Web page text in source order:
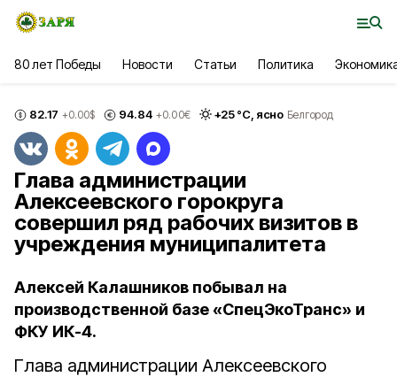
80 лет Победы Новости Статьи Политика
82.17 +0.00$ 94.84 +0.00€ +25°С, ясно Белгород
Глава администрации
Алексеевского горокруга
совершил ряд рабочих визитов в
учреждения муниципалитета
Алексей Калашников побывал на
производственной базе «СпецЭкоТранс» и
ФКУ ИК-4.
Глава администрации Алексеевского